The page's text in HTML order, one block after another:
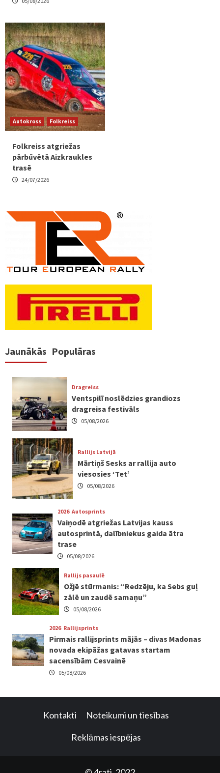
Autokross Folkreiss
Folkreiss atgriežas
pārbūvētā Aizkraukles
trasē
24/07/2026
Jaunākās Populāras
Dragreiss
Ventspilī noslēdzies grandiozs
dragreisa festivāls
05/08/2026
Rallijs Latvijā
Mārtiņš Sesks ar rallija auto
viesosies ‘Tet’
05/08/2026
2026 Autosprints
Vaiņodē atgriežas Latvijas kauss
autosprintā, dalībniekus gaida ātra
trase
05/08/2026
Rallijs pasaulē
Ožjē stūrmanis: “Redzēju, ka Sebs guļ
zālē un zaudē samaņu”
05/08/2026
2026 Rallijsprints
Pirmais rallijsprints mājās – divas Madonas
novada ekipāžas gatavas startam
sacensībām Cesvainē
05/08/2026
Kontakti Noteikumi un tiesības
Reklāmas iespējas